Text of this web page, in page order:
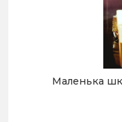
Маленька